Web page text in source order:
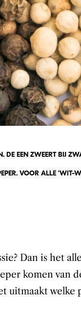
EEN ZWEERT BIJ
VOOR ALLE ‘WIT-
Dan is het
komen van
uitmaakt welke